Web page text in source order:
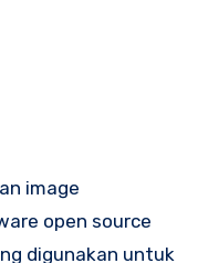
image
open source
digunakan untuk